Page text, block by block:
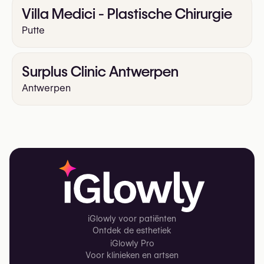
Villa Medici - Plastische Chirurgie
Putte
Surplus Clinic Antwerpen
Antwerpen
iGlowly voor patiënten
Ontdek de esthetiek
iGlowly Pro
Voor klinieken en artsen